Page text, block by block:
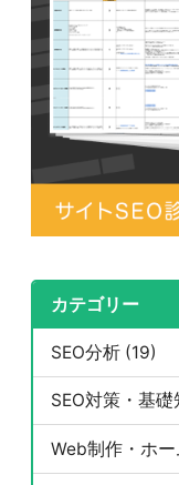
カテゴリー
SEO分析 (19)
SEO対策・基
Web制作・ホ